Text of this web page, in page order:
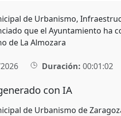
de Urbanismo,
que el Ayuntamiento ha
de La Almozara
Duración: 00:01:02
con IA
de Urbanismo de